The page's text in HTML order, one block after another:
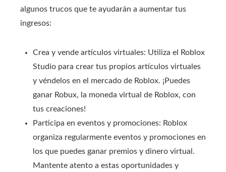
algunos trucos que te ayudarán a aumentar tus
ingresos:
Crea y vende artículos virtuales: Utiliza el Roblox
Studio para crear tus propios artículos virtuales
y véndelos en el mercado de Roblox. ¡Puedes
ganar Robux, la moneda virtual de Roblox, con
tus creaciones!
Participa en eventos y promociones: Roblox
organiza regularmente eventos y promociones en
los que puedes ganar premios y dinero virtual.
Mantente atento a estas oportunidades y